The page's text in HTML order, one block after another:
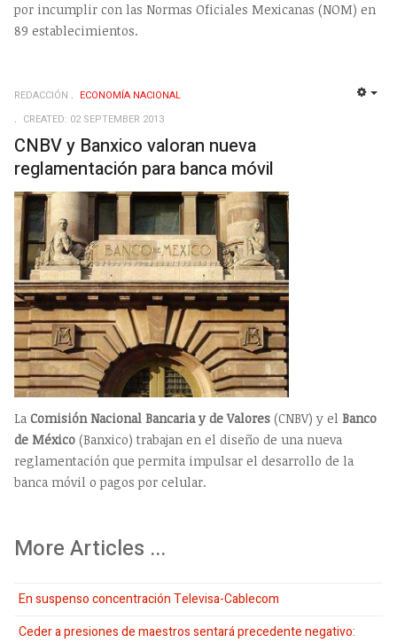
por incumplir con las Normas Oficiales Mexicanas (NOM) en
89 establecimientos.
REDACCIÓN
ECONOMÍ­A NACIONAL
CREATED: 02 SEPTEMBER 2013
CNBV y Banxico valoran nueva
reglamentación para banca móvil
La Comisión Nacional Bancaria y de Valores (CNBV) y el Banco
de México (Banxico) trabajan en el diseño de una nueva
reglamentación que permita impulsar el desarrollo de la
banca móvil o pagos por celular.
More Articles ...
En suspenso concentración Televisa-Cablecom
Ceder a presiones de maestros sentará precedente negativo: